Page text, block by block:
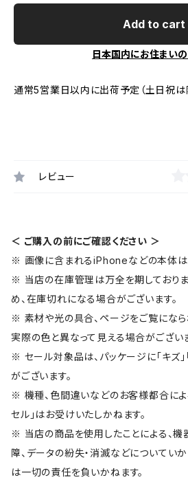
Add to cart
日本国内にお住まい
通常5営業日以内に出荷予定（土日祝は
レビュー
＜ ご購入の前にご確認ください ＞
※ 画像に含まれるiPhoneなどの本体は
※ 当店の在庫管理は万全を期しており
め、在庫切れになる場合がございます。
※ 素材や光の具合、ページをご覧になら
実際の色と異なって見える場合がござい
※ セール対象品は、パッケージに「キズ
がございます。
※ 機種、色間違いなどのお客様都合による
セル」はお受けいたしかねます。
※ 当店の商品を使用したことによる、
障、データの紛失・消滅などについてい
は一切の責任を負いかねます。